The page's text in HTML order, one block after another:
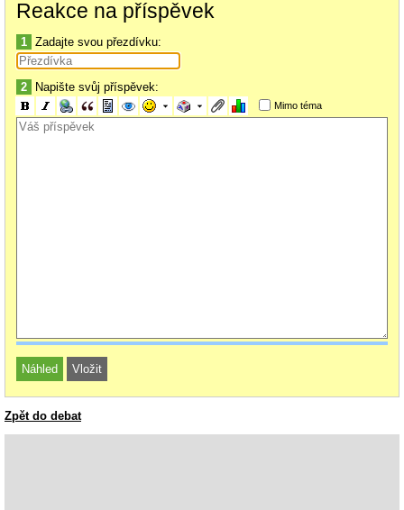
Reakce na příspěvek
1 Zadajte svou přezdívku:
2 Napište svůj příspěvek:
Mimo téma
Zpět do debat